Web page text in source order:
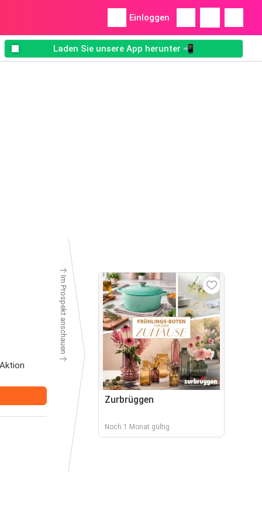
Einloggen
Laden Sie unsere App herunter 📲
Im Prospekt anschauen
Zurbrüggen
Noch 1 Monat gültig